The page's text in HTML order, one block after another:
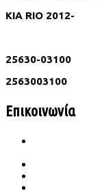
KIA RIO 2012-
25630-03100
2563003100
Επικοινωνία